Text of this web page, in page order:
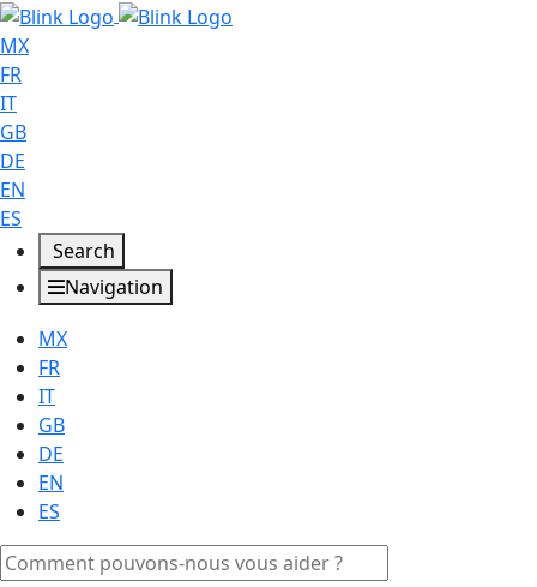
MX
FR
IT
GB
DE
EN
ES
Search
Navigation
MX
FR
IT
GB
DE
EN
ES